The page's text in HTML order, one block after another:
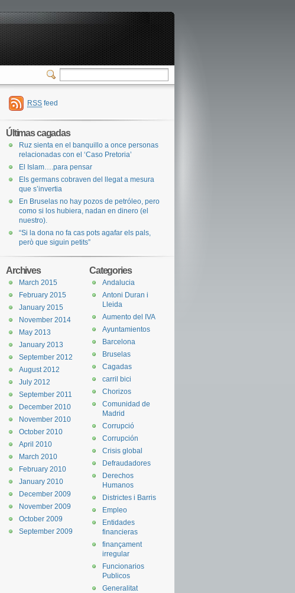
RSS feed
Últimas cagadas
Ruz sienta en el banquillo a once personas
relacionadas con el ‘Caso Pretoria’
El Islam….para pensar
Els germans cobraven del llegat a mesura
que s’invertia
En Bruselas no hay pozos de petróleo, pero
como si los hubiera, nadan en dinero (el
nuestro).
“Si la dona no fa cas pots agafar els pals,
però que siguin petits”
Categories
Andalucia
Antoni Duran i
Lleida
Aumento del IVA
Ayuntamientos
Barcelona
Bruselas
Cagadas
carril bici
Chorizos
Comunidad de
Madrid
Corrupció
Corrupción
Crisis global
Defraudadores
Derechos
Humanos
Districtes i Barris
Empleo
Entidades
financieras
finançament
irregular
Funcionarios
Publicos
Generalitat
Archives
March 2015
February 2015
January 2015
November 2014
May 2013
January 2013
September 2012
August 2012
July 2012
September 2011
December 2010
November 2010
October 2010
April 2010
March 2010
February 2010
January 2010
December 2009
November 2009
October 2009
September 2009